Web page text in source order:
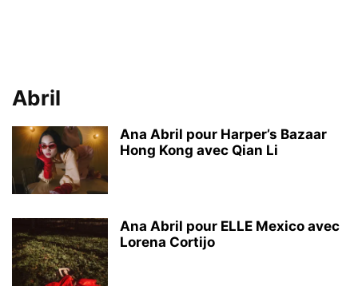
Abril
Ana Abril pour Harper’s Bazaar
Hong Kong avec Qian Li
Ana Abril pour ELLE Mexico avec
Lorena Cortijo